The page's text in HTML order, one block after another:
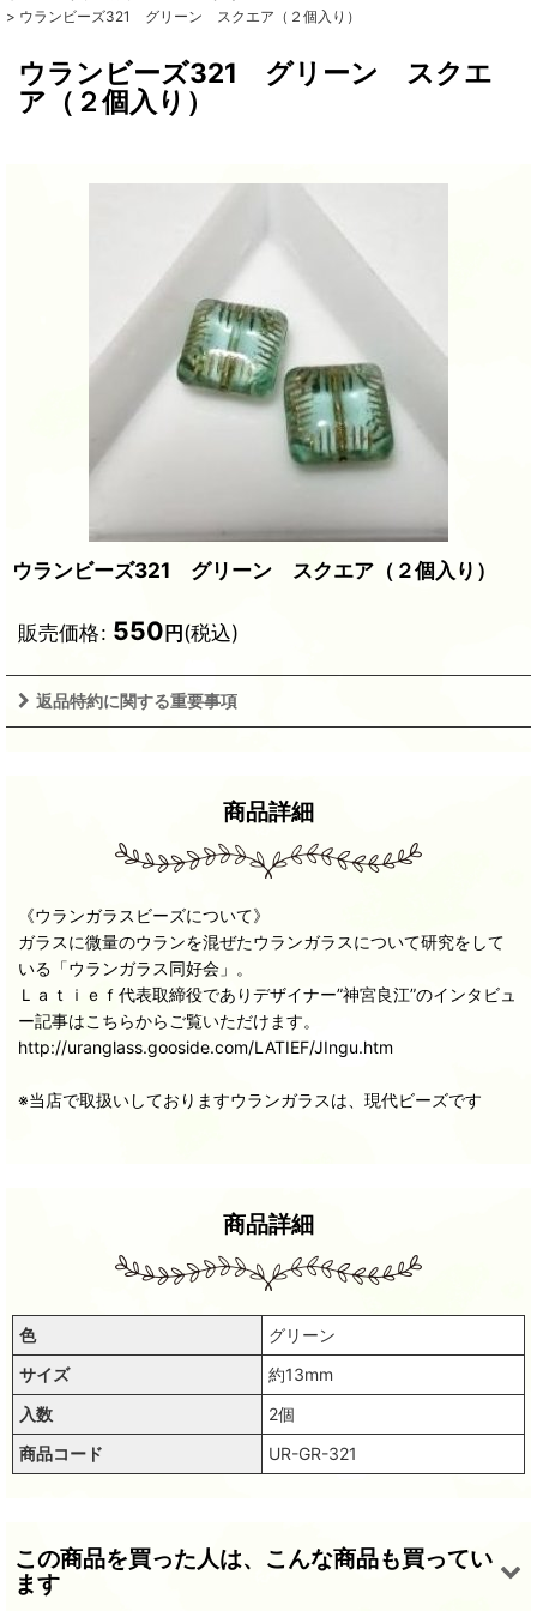
> ウランビーズ321 グリーン スクエア（２個入り）
ウランビーズ321 グリーン スクエ
ア（２個入り）
ウランビーズ321 グリーン スクエア（２個入り）
販売価格: 550円(税込)
返品特約に関する重要事項
商品詳細
《ウランガラスビーズについて》
ガラスに微量のウランを混ぜたウランガラスについて研究をして
いる「ウランガラス同好会」。
Ｌａｔｉｅｆ代表取締役でありデザイナー”神宮良江”のインタビュ
ー記事はこちらからご覧いただけます。
http://uranglass.gooside.com/LATIEF/JIngu.htm
※当店で取扱いしておりますウランガラスは、現代ビーズです
商品詳細
色
グリーン
サイズ
約13mm
入数
2個
商品コード
UR-GR-321
この商品を買った人は、こんな商品も買ってい
ます